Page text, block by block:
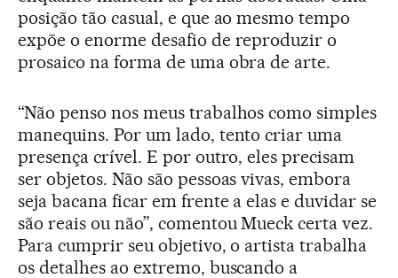
posição tão casual, e que ao mesmo tempo
expõe o enorme desafio de reproduzir o
prosaico na forma de uma obra de arte.
“Não penso nos meus trabalhos como simples
manequins. Por um lado, tento criar uma
presença crível. E por outro, eles precisam
ser objetos. Não são pessoas vivas, embora
seja bacana ficar em frente a elas e duvidar se
são reais ou não”, comentou Mueck certa vez.
Para cumprir seu objetivo, o artista trabalha
os detalhes ao extremo, buscando a